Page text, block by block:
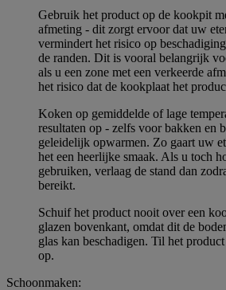
Gebruik het product op de kookpit
afmeting - dit zorgt ervoor dat uw
vermindert het risico op
de randen. Dit is vooral belangrijk
als u een zone met een verkeerde
het risico dat de kookplaat het
Koken op gemiddelde of lage
resultaten op - zelfs voor bakken en
geleidelijk opwarmen. Zo gaart uw
het een heerlijke smaak. Als u toch
gebruiken, verlaag de stand dan
bereikt.
Schuif het product nooit over een
glazen bovenkant, omdat dit de
glas kan beschadigen. Til het
op.
Schoonmaken: